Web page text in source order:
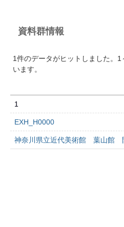
資料群情報
1件のデータがヒットしました。
います。
1
EXH_H0000
神奈川県立近代美術館 葉山館